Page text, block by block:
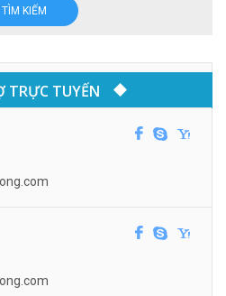
TÌM KIẾM
TRỰC TUYẾN